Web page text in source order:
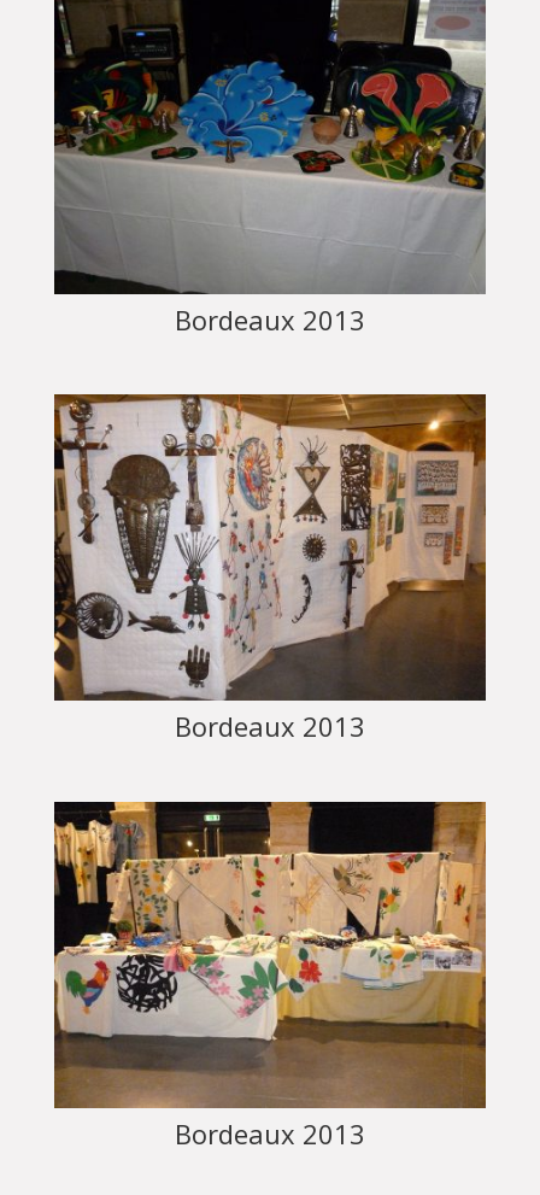
Bordeaux 2013
Bordeaux 2013
Bordeaux 2013